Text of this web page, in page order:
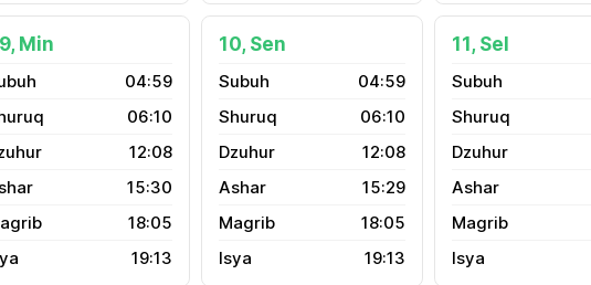
Min
04:59
06:10
12:08
15:30
18:05
19:13
10, Sen
04:59
06:10
12:08
15:29
18:05
19:13
11, Sel